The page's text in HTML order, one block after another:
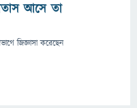
আসে তা
জিজ্ঞাসাকরেছেন